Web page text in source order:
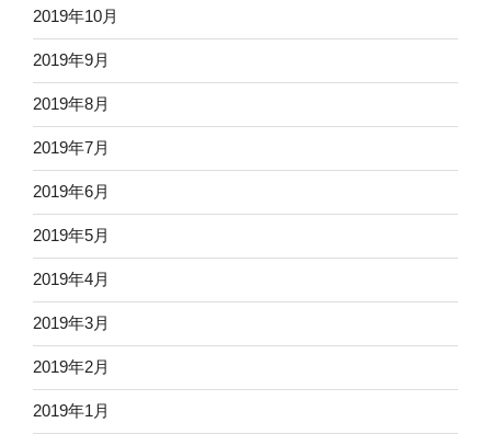
2019年10月
2019年9月
2019年8月
2019年7月
2019年6月
2019年5月
2019年4月
2019年3月
2019年2月
2019年1月